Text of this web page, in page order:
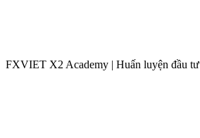
FXVIET X2 Academy | Huấn luyện đầu